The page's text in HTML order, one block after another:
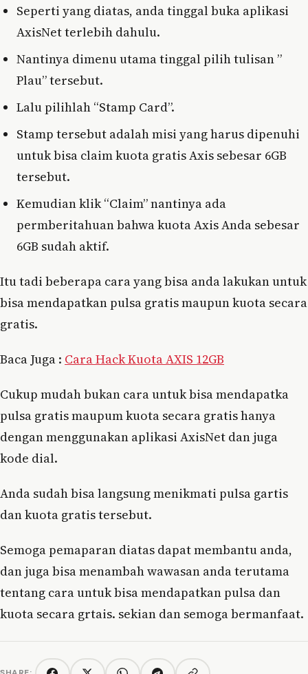
Seperti yang diatas, anda tinggal buka aplikasi
AxisNet terlebih dahulu.
Nantinya dimenu utama tinggal pilih tulisan ”
Plau” tersebut.
Lalu pilihlah “Stamp Card”.
Stamp tersebut adalah misi yang harus dipenuhi
untuk bisa claim kuota gratis Axis sebesar 6GB
tersebut.
Kemudian klik “Claim” nantinya ada
permberitahuan bahwa kuota Axis Anda sebesar
6GB sudah aktif.
Itu tadi beberapa cara yang bisa anda lakukan untuk
bisa mendapatkan pulsa gratis maupun kuota secara
gratis.
Baca Juga : Cara Hack Kuota AXIS 12GB
Cukup mudah bukan cara untuk bisa mendapatka
pulsa gratis maupum kuota secara gratis hanya
dengan menggunakan aplikasi AxisNet dan juga
kode dial.
Anda sudah bisa langsung menikmati pulsa gartis
dan kuota gratis tersebut.
Semoga pemaparan diatas dapat membantu anda,
dan juga bisa menambah wawasan anda terutama
tentang cara untuk bisa mendapatkan pulsa dan
kuota secara grtais. sekian dan semoga bermanfaat.